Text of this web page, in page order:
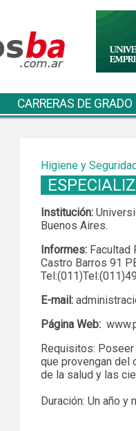
CARRERAS DE GRADO
Higiene y
Institución:
Buenos Aires.
Informes: Facultad
Castro Barros 91
E-mail:
Página Web:
Requisitos:
que provengan del
de la salud y las
Duración: Un año y